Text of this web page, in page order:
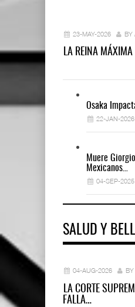
23-MAY-2026 BY
LA REINA
Osaka
22-JAN-2026
Muere
Mexicanos…
04-SEP-2025
SALUD Y
04-AUG-2026
LA CORTE
FALLA…